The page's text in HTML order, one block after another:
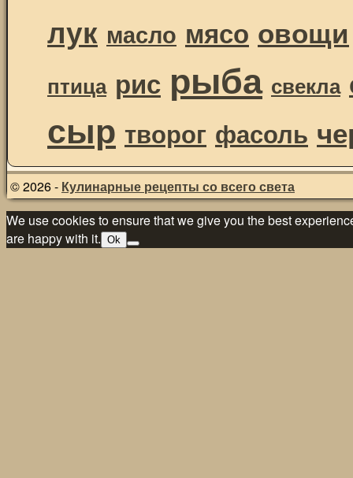
лук масло мясо овощи
птица рис рыба свекла
сыр творог фасоль
© 2026 - Кулинарные рецепты со всего света
We use cookies to ensure that we give you the best
are happy with it. Ok